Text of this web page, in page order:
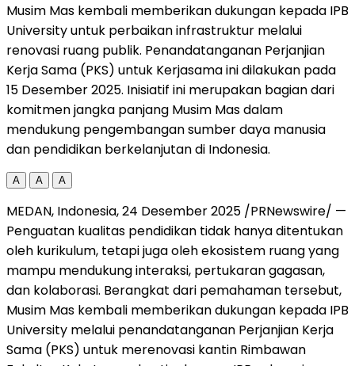
Musim Mas kembali memberikan dukungan kepada IPB
University untuk perbaikan infrastruktur melalui
renovasi ruang publik. Penandatanganan Perjanjian
Kerja Sama (PKS) untuk Kerjasama ini dilakukan pada
15 Desember 2025. Inisiatif ini merupakan bagian dari
komitmen jangka panjang Musim Mas dalam
mendukung pengembangan sumber daya manusia
dan pendidikan berkelanjutan di Indonesia.
A A A
MEDAN, Indonesia, 24 Desember 2025 /PRNewswire/ —
Penguatan kualitas pendidikan tidak hanya ditentukan
oleh kurikulum, tetapi juga oleh ekosistem ruang yang
mampu mendukung interaksi, pertukaran gagasan,
dan kolaborasi. Berangkat dari pemahaman tersebut,
Musim Mas kembali memberikan dukungan kepada IPB
University melalui penandatanganan Perjanjian Kerja
Sama (PKS) untuk merenovasi kantin Rimbawan